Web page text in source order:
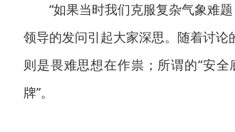
“如果当时我们克服复杂气象难
领导的发问引起大家深思。随着讨论
则是畏难思想在作祟；所谓的“安
牌”。